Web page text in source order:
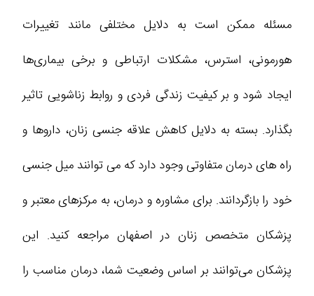
مسئله ممکن است به دلایل مختلفی مانند تغییرات
هورمونی، استرس، مشکلات ارتباطی و برخی بیماری‌ها
ایجاد شود و بر کیفیت زندگی فردی و روابط زناشویی تاثیر
بگذارد. بسته به دلایل کاهش علاقه جنسی زنان، داروها و
راه‌ های درمان متفاوتی وجود دارد که می‌ توانند میل جنسی
خود را بازگردانند. برای مشاوره و درمان، به مرکزهای معتبر و
پزشکان متخصص زنان در اصفهان مراجعه کنید. این
پزشکان می‌توانند بر اساس وضعیت شما، درمان مناسب را